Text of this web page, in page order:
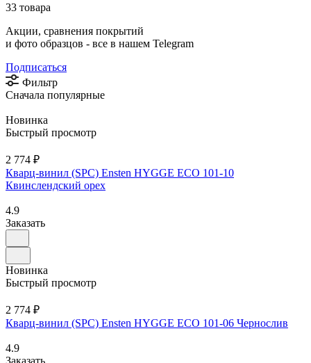
33 товара
Акции, сравнения покрытий
и фото образцов - все в нашем Telegram
Подписаться
Фильтр
Сначала популярные
Новинка
Быстрый просмотр
2 774 ₽
Кварц-винил (SPC) Ensten HYGGE ECO 101-10
Квинслендский орех
4.9
Заказать
Новинка
Быстрый просмотр
2 774 ₽
Кварц-винил (SPC) Ensten HYGGE ECO 101-06 Чернослив
4.9
Заказать